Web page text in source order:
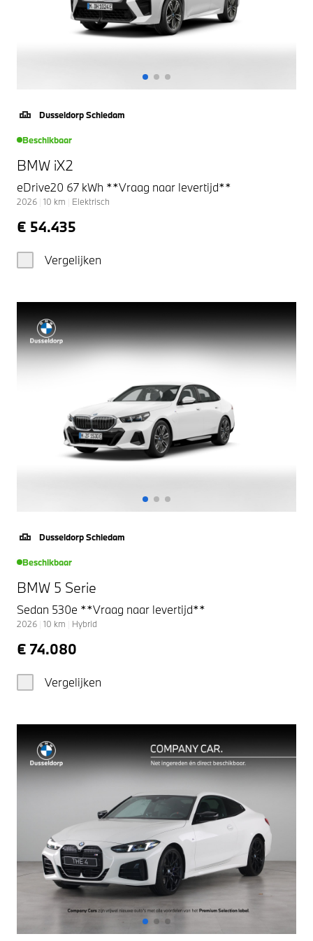
Dusseldorp Schiedam
Beschikbaar
BMW iX2
eDrive20 67 kWh **Vraag naar levertijd**
2026 10 km Elektrisch
€ 54.435
Vergelijken
Dusseldorp Schiedam
Beschikbaar
BMW 5 Serie
Sedan 530e **Vraag naar levertijd**
2026 10 km Hybrid
€ 74.080
Vergelijken